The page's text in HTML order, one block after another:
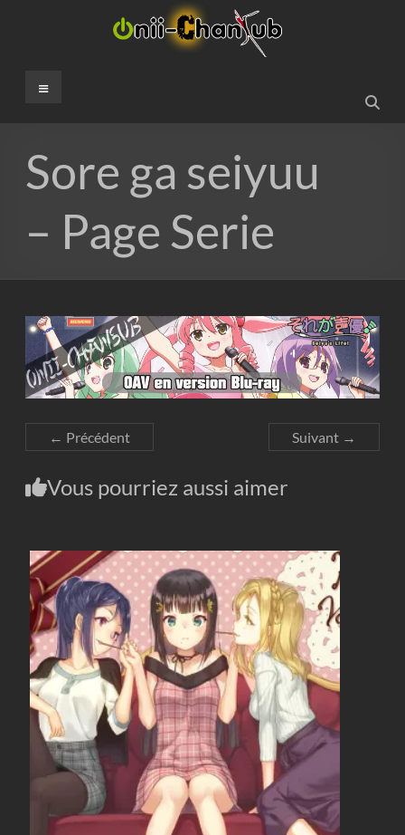
Onii-
Fansub
Menu
Sore ga seiyuu
– Page Serie
← Précédent Suivant →
Vous pourriez aussi aimer